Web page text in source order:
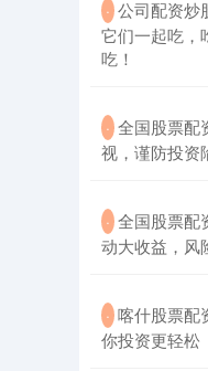
· 公司配资炒
它们一起吃，
吃！
· 全国股票配
视，谨防投资
· 全国股票配
动大收益，风
· 喀什股票配
你投资更轻松